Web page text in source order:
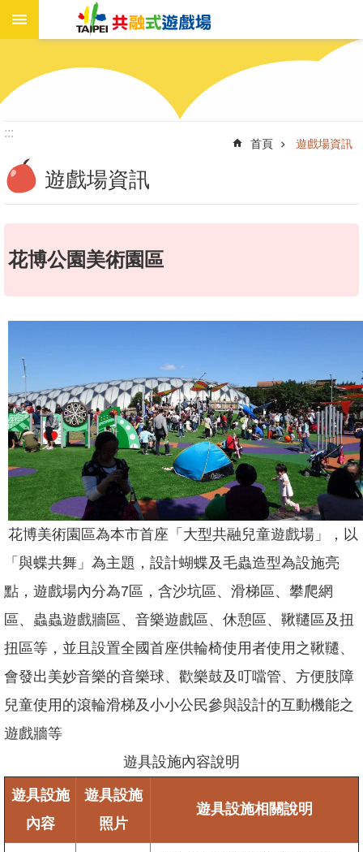
尋
遊
戲
場
資
訊
新
聞
作
坊/
說
明
會
何
謂
「共
融」
規
劃
中
的
戲
場
回
頁
網
導
覽
北
:::
首頁 遊戲場資訊
遊戲場資訊
花博公園美術園區
花博美術園區為本市首座「大型共融兒童遊戲場」，以
「與蝶共舞」為主題，設計蝴蝶及毛蟲造型為設施亮
點，遊戲場內分為7區，含沙坑區、滑梯區、攀爬網
區、蟲蟲遊戲牆區、音樂遊戲區、休憩區、鞦韆區及扭
扭區等，並且設置全國首座供輪椅使用者使用之鞦韆、
會發出美妙音樂的音樂球、歡樂鼓及叮噹管、方便肢障
兒童使用的滾輪滑梯及小小公民參與設計的互動機能之
遊戲牆等
遊具設施內容說明
遊具設施
內容
遊具設施
照片
遊具設施相關說明